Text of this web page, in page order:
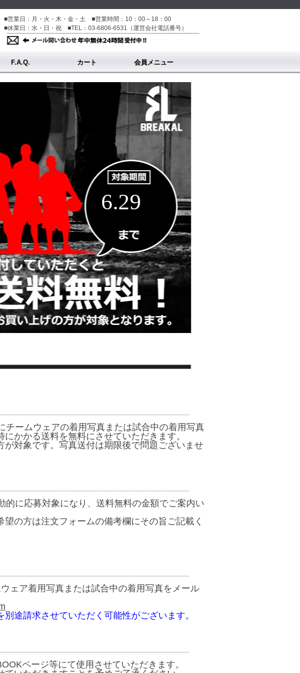
■営業日：月・火・木・金・土 ■営業時間：10：00～18：00
■休業日：水・日・祝 ■TEL：03-6806-6531（運営会社電話番号）
F.A.Q. カート 会員メニュー
会員登録・ログイン
6.29
ームウェアの着用写真または試合中の着用写真
かかる送料を無料にさせていただきます。
対象です。写真送付は期限後で問題ございませ
に応募対象になり、送料無料の金額でご案内い
の方は注文フォームの備考欄にその旨ご記載く
ェア着用写真または試合中の着用写真をメール
途請求させていただく可能性がございます。
ページ等にて使用させていただきます。